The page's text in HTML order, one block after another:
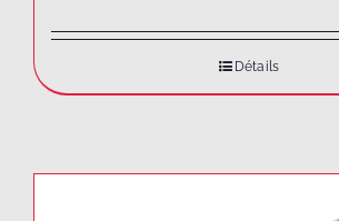
Détails